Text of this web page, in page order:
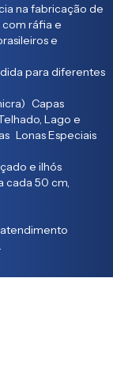
na fabricação de
ráfia e
e
para diferentes
Capas
Lago e
Lonas Especiais
e ilhós
cada 50 cm,